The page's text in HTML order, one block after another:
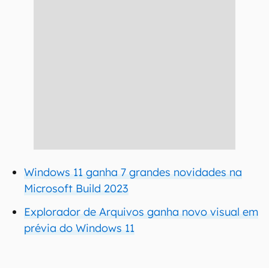
Windows 11 ganha 7 grandes novidades na
Microsoft Build 2023
Explorador de Arquivos ganha novo visual em
prévia do Windows 11